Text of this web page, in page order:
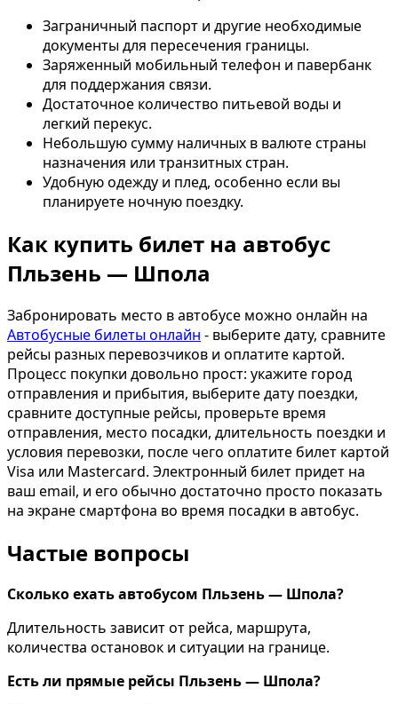
Заграничный паспорт и другие необходимые
документы для пересечения границы.
Заряженный мобильный телефон и павербанк
для поддержания связи.
Достаточное количество питьевой воды и
легкий перекус.
Небольшую сумму наличных в валюте страны
назначения или транзитных стран.
Удобную одежду и плед, особенно если вы
планируете ночную поездку.
Как купить билет на автобус
Пльзень — Шпола
Забронировать место в автобусе можно онлайн на
Автобусные билеты онлайн - выберите дату, сравните
рейсы разных перевозчиков и оплатите картой.
Процесс покупки довольно прост: укажите город
отправления и прибытия, выберите дату поездки,
сравните доступные рейсы, проверьте время
отправления, место посадки, длительность поездки и
условия перевозки, после чего оплатите билет картой
Visa или Mastercard. Электронный билет придет на
ваш email, и его обычно достаточно просто показать
на экране смартфона во время посадки в автобус.
Частые вопросы
Сколько ехать автобусом Пльзень — Шпола?
Длительность зависит от рейса, маршрута,
количества остановок и ситуации на границе.
Есть ли прямые рейсы Пльзень — Шпола?